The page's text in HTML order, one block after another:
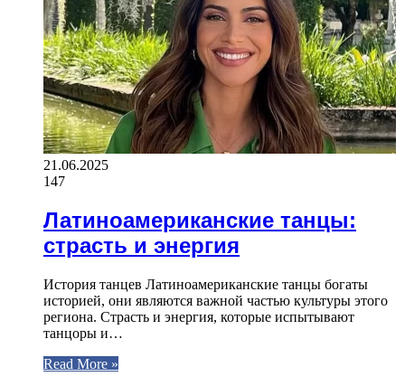
21.06.2025
147
Латиноамериканские танцы:
страсть и энергия
История танцев Латиноамериканские танцы богаты
историей, они являются важной частью культуры этого
региона. Страсть и энергия, которые испытывают
танцоры и…
Read More »